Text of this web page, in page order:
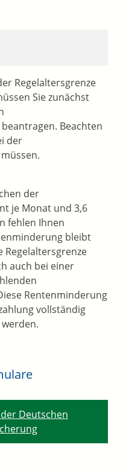
Regelaltersgrenze
Sie zunächst
Beachten
der
der
je Monat und 3,6
fehlen Ihnen
bleibt
Regelaltersgrenze
auch bei einer
Rentenminderung
vollständig
Deutschen